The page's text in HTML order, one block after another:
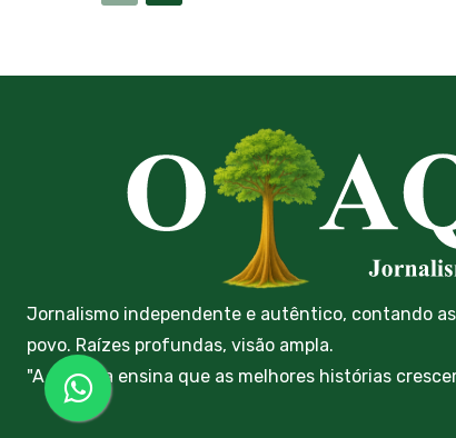
Jornalismo independente e autêntico, contando
povo. Raízes profundas, visão ampla.
"A floresta ensina que as melhores histórias